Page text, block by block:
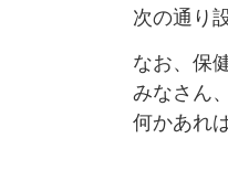
次の通り
なお、保
みなさん
何かあれ